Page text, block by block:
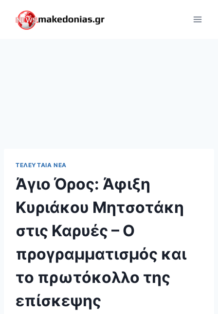
content
ΤΕΛΕΥΤΑΊΑ ΝΈΑ
Άγιο Όρος: Άφιξη
Κυριάκου Μητσοτάκη
στις Καρυές – Ο
προγραμματισμός και
το πρωτόκολλο της
επίσκεψης